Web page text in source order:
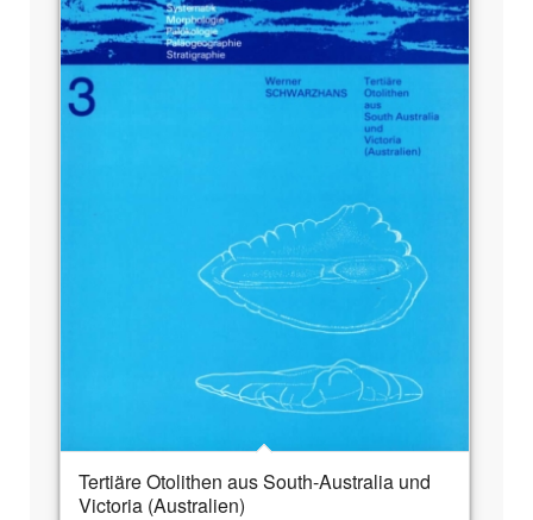
Tertiäre Otolithen aus South-Australia und
Victoria (Australien)